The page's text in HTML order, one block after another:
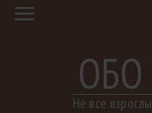
Не все